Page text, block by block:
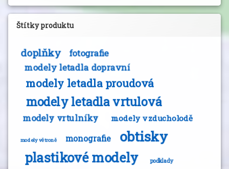
Štítky produktu
doplňky
fotografie
modely letadla dopravní
modely letadla proudová
modely letadla vrtulová
modely vrtulníky modely vzducholodě
modely větroně monografie obtisky
plastikové modely podklady